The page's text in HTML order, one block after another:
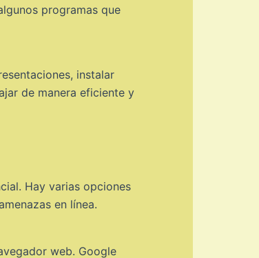
programas que
instalar
de manera eficiente y
Hay varias opciones
en línea.
web. Google